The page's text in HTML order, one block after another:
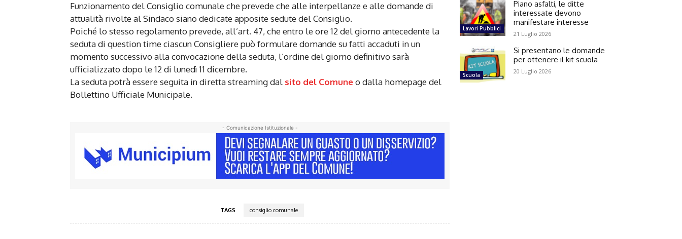
Funzionamento del Consiglio comunale che prevede che alle interpellanze e alle domande di
attualità rivolte al Sindaco siano dedicate apposite sedute del Consiglio.
Poiché lo stesso regolamento prevede, all’art. 47, che entro le ore 12 del giorno antecedente la
seduta di question time ciascun Consigliere può formulare domande su fatti accaduti in un
momento successivo alla convocazione della seduta, l’ordine del giorno definitivo sarà
ufficializzato dopo le 12 di lunedì 11 dicembre.
La seduta potrà essere seguita in diretta streaming dal sito del Comuneo dalla homepage del
Bollettino Ufficiale Municipale.
- Comunicazione Istituzionale -
TAGS consiglio comunale
Lavori Pubblici
Piano asfalti, le ditte
interessate devono
manifestare interesse
21 Luglio 2026
Scuola
Si presentano le domande
per ottenere il kit scuola
20 Luglio 2026